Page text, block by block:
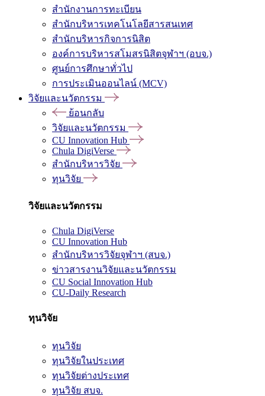
สำนักงานการทะเบียน
สำนักบริหารเทคโนโลยีสารสนเทศ
สำนักบริหารกิจการนิสิต
องค์การบริหารสโมสรนิสิตจุฬาฯ (อบจ.)
ศูนย์การศึกษาทั่วไป
การประเมินออนไลน์ (MCV)
วิจัยและนวัตกรรม
ย้อนกลับ
วิจัยและนวัตกรรม
CU Innovation Hub
Chula DigiVerse
สำนักบริหารวิจัย
ทุนวิจัย
วิจัยและนวัตกรรม
Chula DigiVerse
CU Innovation Hub
สำนักบริหารวิจัยจุฬาฯ (สบจ.)
ข่าวสารงานวิจัยและนวัตกรรม
CU Social Innovation Hub
CU-Daily Research
ทุนวิจัย
ทุนวิจัย
ทุนวิจัยในประเทศ
ทุนวิจัยต่างประเทศ
ทุนวิจัย สบจ.